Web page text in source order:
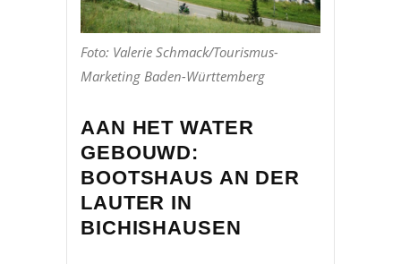
Foto: Valerie Schmack/Tourismus-
Marketing Baden-Württemberg
AAN HET WATER
GEBOUWD:
BOOTSHAUS AN DER
LAUTER IN
BICHISHAUSEN